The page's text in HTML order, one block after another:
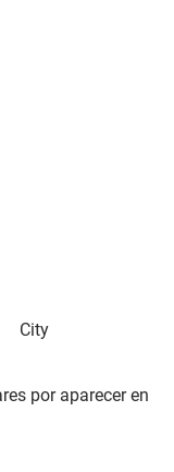
City
por aparecer en